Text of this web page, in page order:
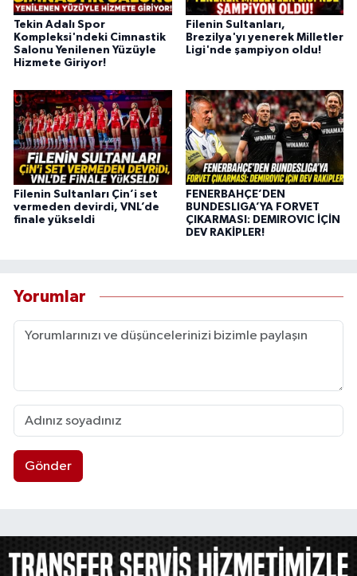
Tekin Adalı Spor
Kompleksi'ndeki Cimnastik
Salonu Yenilenen Yüzüyle
Hizmete Giriyor!
Filenin Sultanları,
Brezilya'yı yenerek Milletler
Ligi'nde şampiyon oldu!
Filenin Sultanları Çin’i set
vermeden devirdi, VNL’de
finale yükseldi
FENERBAHÇE’DEN
BUNDESLIGA’YA FORVET
ÇIKARMASI: DEMIROVIC İÇİN
DEV RAKİPLER!
Yorumlar
Gönder